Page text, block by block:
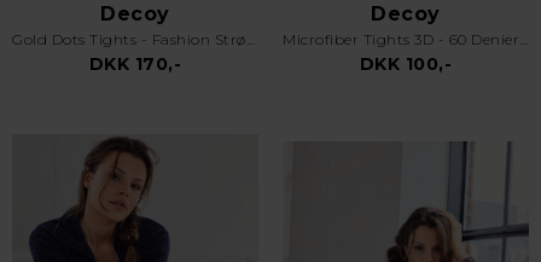
Decoy
Gold Dots Tights - Fashion Strømpebukser - 20 den - Black
DKK 170,-
Decoy
Microfiber Tights 3D - 60 Denier - Rust Brun
DKK 100,-